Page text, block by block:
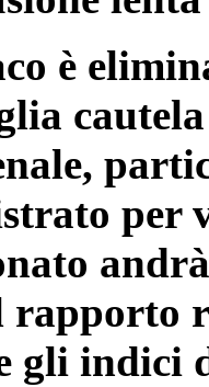
è
per
rapporto
gli indici